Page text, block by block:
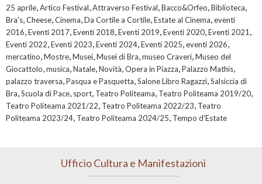
25 aprile,Artico Festival,Attraverso Festival,Bacco&Orfeo,Biblioteca,
Bra's,Cheese,Cinema,Da Cortile a Cortile,Estate al Cinema,eventi
2016,Eventi 2017,Eventi 2018,Eventi 2019,Eventi 2020,Eventi 2021 ,
Eventi 2022,Eventi 2023,Eventi 2024,Eventi 2025,eventi 2026,
mercatino,Mostre,Musei,Musei di Bra,museo Craveri,Museo del
Giocattolo,musica,Natale,Novità,Opera in Piazza,Palazzo Mathis,
palazzo traversa,Pasqua e Pasquetta,Salone Libro Ragazzi,Salsiccia di
Bra,Scuola di Pace, sport, Teatro Politeama, Teatro Politeama 2019/20,
Teatro Politeama 2021/22, Teatro Politeama 2022/23, Teatro
Politeama 2023/24, Teatro Politeama 2024/25, Tempo d'Estate
Ufficio Cultura e Manifestazioni